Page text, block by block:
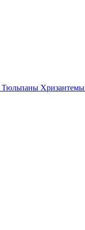
Тюльпаны Хризантемы